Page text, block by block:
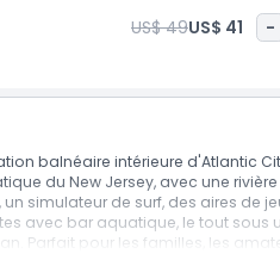
US$ 49US$ 41 -
balnéaire intérieure d'Atlantic
du New Jersey, avec une rivière
simulateur de surf, des aires de
avec bar aquatique, le tout sous
Parfait pour les familles, les